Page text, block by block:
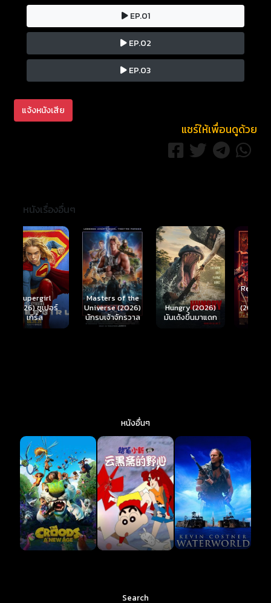
EP.01
EP.02
EP.03
แจ้งหนังเสีย
แชร์ให้เพื่อนดูด้วย
หนังเรื่องอื่นๆ
Masters of the
Universe (2026)
นักรบเจ้าจักรวาล
Hungry (2026)
มันเด้งขึ้นมาแดก
Ready or Not 2:
Here I Come
(2026) เกมพร้อม
ตาย 2
หนังอื่นๆ
Search